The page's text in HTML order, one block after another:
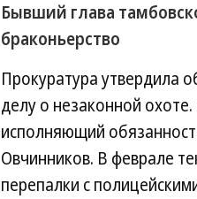
Бывший глава
браконьерство
Прокуратура утвердила
делу о незаконной
исполняющий
Овчинников. В феврале
перепалки с